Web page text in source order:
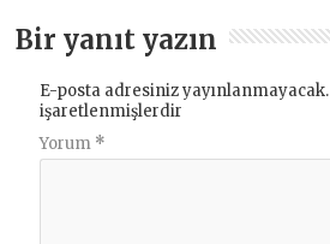
Bir yanıt yazın
E-posta adresiniz yayınlanmayacak.
işaretlenmişlerdir
Yorum *